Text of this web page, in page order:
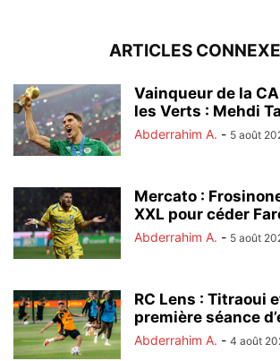
ARTICLES
Vainqueur de la
les Verts : Mehdi
Abderrahim A. - 5 août
Mercato :
XXL pour céder
Abderrahim A. - 5 août
RC Lens : Titraoui
première séance
Abderrahim A. - 4 août